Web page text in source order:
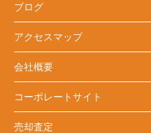
ブログ
アクセスマップ
会社概要
コーポレートサイト
売却査定